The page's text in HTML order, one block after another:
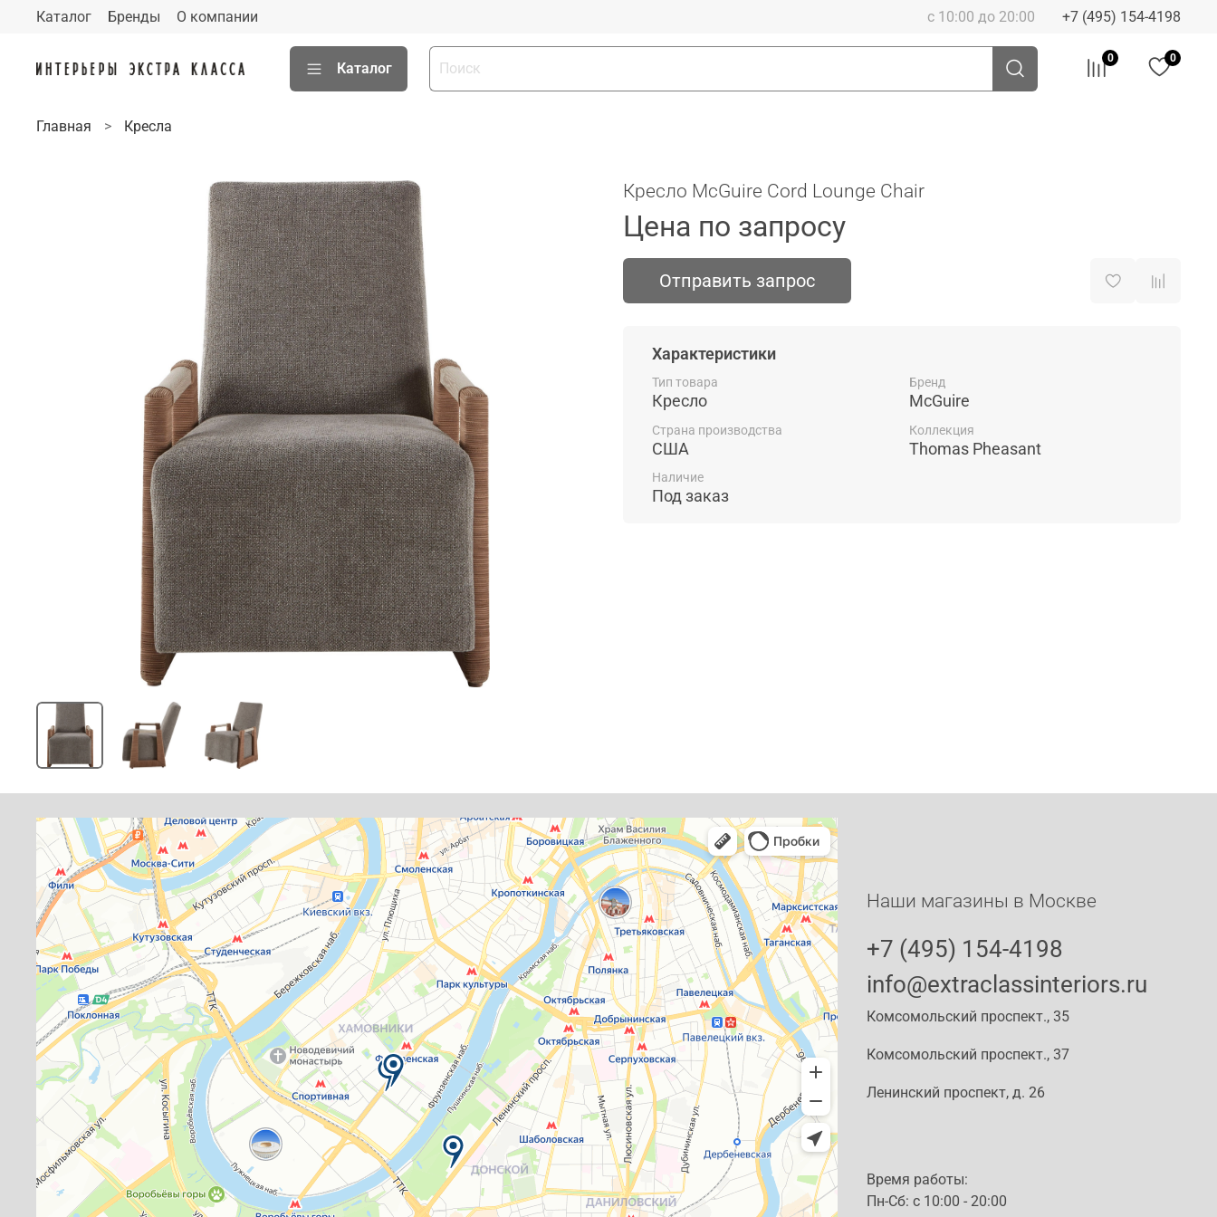
Каталог Бренды О компании с 10:00 до 20:00 +7 (495) 154-4198
Каталог
0 0
Главная Кресла
Кресло McGuire Cord Lounge Chair
Цена по запросу
Отправить запрос
Характеристики
Тип товара
Кресло
Бренд
McGuire
Страна производства
США
Коллекция
Thomas Pheasant
Наличие
Под заказ
Наши магазины в Москве
+7 (495) 154-4198
info@extraclassinteriors.ru
Комсомольский проспект., 35
Комсомольский проспект., 37
Ленинский проспект, д. 26
Время работы:
Пн-Сб: c 10:00 - 20:00